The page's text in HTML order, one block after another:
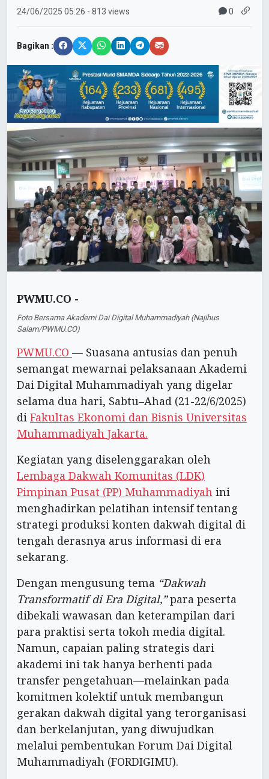
24/06/202505:26 - 813 views 0
Bagikan :
PWMU.CO -
Foto Bersama Akademi Dai Digital Muhammadiyah (Najihus
Salam/PWMU.CO)
PWMU.CO — Suasana antusias dan penuh
semangat mewarnai pelaksanaan Akademi
Dai Digital Muhammadiyah yang digelar
selama dua hari, Sabtu–Ahad (21-22/6/2025)
di Fakultas Ekonomi dan Bisnis Universitas
Muhammadiyah Jakarta.
Kegiatan yang diselenggarakan oleh
Lembaga Dakwah Komunitas (LDK)
Pimpinan Pusat (PP) Muhammadiyah ini
menghadirkan pelatihan intensif tentang
strategi produksi konten dakwah digital di
tengah derasnya arus informasi di era
sekarang.
Dengan mengusung tema “Dakwah
Transformatif di Era Digital,”para peserta
dibekali wawasan dan keterampilan dari
para praktisi serta tokoh media digital.
Namun, capaian paling strategis dari
akademi ini tak hanya berhenti pada
transfer pengetahuan—melainkan pada
komitmen kolektif untuk membangun
gerakan dakwah digital yang terorganisasi
dan berkelanjutan, yang diwujudkan
melalui pembentukan Forum Dai Digital
Muhammadiyah (FORDIGIMU).